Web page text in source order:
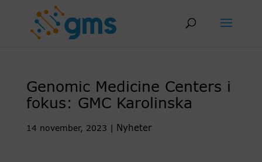
Genomic Medicine Centers i
fokus: GMC Karolinska
14 november, 2023 Nyheter